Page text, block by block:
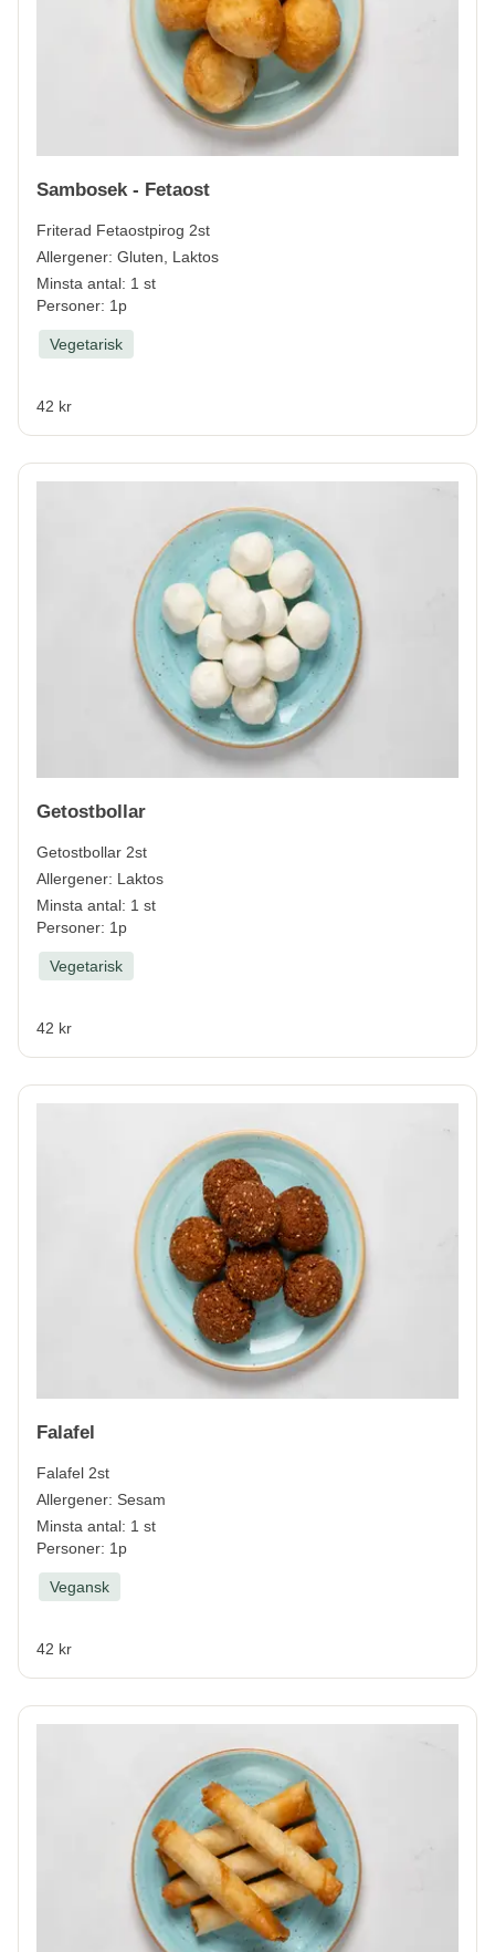
Sambosek - Fetaost
Friterad Fetaostpirog 2st
Allergener: Gluten, Laktos
Minsta antal: 1 st
Personer: 1p
Vegetarisk
42 kr
Getostbollar
Getostbollar 2st
Allergener: Laktos
Minsta antal: 1 st
Personer: 1p
Vegetarisk
42 kr
Falafel
Falafel 2st
Allergener: Sesam
Minsta antal: 1 st
Personer: 1p
Vegansk
42 kr